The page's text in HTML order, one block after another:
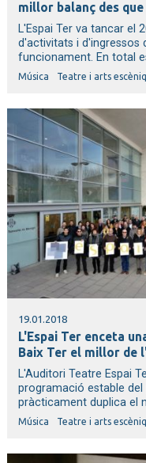
millor balanç des
L'Espai Ter va tancar el
d'activitats i d'ingressos
funcionament. En total
Música Teatre i arts
19.01.2018
L'Espai Ter enceta
Baix Ter el millor de
L'Auditori Teatre Espai
programació estable
pràcticament duplica el
Música Teatre i arts